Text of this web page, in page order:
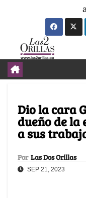
Dio la cara
dueño de
a sus
Por Las Dos Orillas
SEP 21, 2023